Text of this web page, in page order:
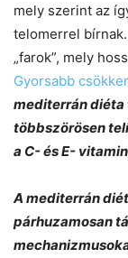
mely szerint az
telomerrel
„farok”, mely
Gyorsabb
mediterrán diéta
többszörösen
a C- és E-
A mediterrán
párhuzamosan